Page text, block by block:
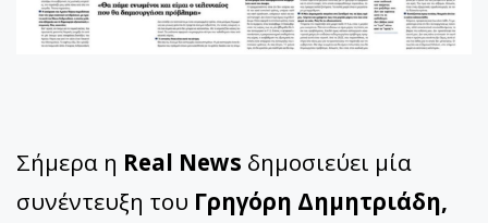
Σήμερα η Real News δημοσιεύει μία
συνέντευξη του Γρηγόρη Δημητριάδη,